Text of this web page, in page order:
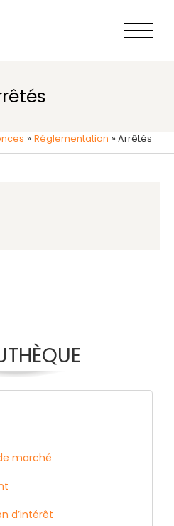
» Réglementation » Arrêtés
marché
d’intérêt